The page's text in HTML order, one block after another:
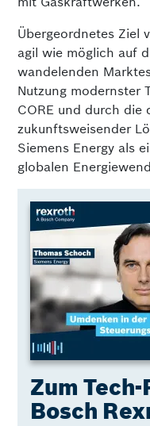
Übergeordnetes Ziel
agil wie möglich auf
wandelenden
Nutzung modernster
CORE und durch die
zukunftsweisender
Siemens Energy als
globalen
Zum
Bosch